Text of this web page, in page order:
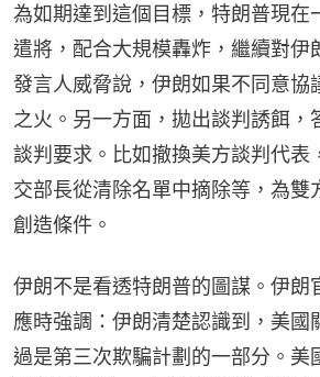
為如期達到這個目標，特朗普現在
遣將，配合大規模轟炸，繼續對伊
發言人威脅說，伊朗如果不同意協
之火。另一方面，拋出談判誘餌，
談判要求。比如撤換美方談判代表
交部長從清除名單中摘除等，為雙
創造條件。
伊朗不是看透特朗普的圖謀。伊朗
應時強調：伊朗清楚認識到，美國
過是第三次欺騙計劃的一部分。美